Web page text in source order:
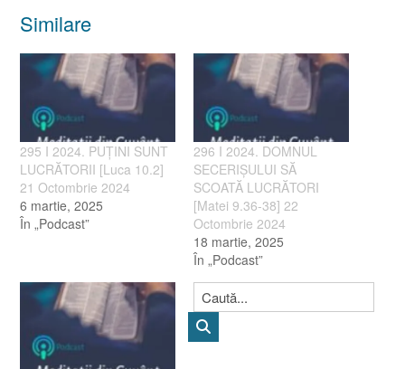
Similare
295 I 2024. PUȚINI SUNT
LUCRĂTORII [Luca 10.2]
21 Octombrie 2024
6 martie, 2025
În „Podcast”
296 I 2024. DOMNUL
SECERIȘULUI SĂ
SCOATĂ LUCRĂTORI
[Matei 9.36-38] 22
Octombrie 2024
18 martie, 2025
În „Podcast”